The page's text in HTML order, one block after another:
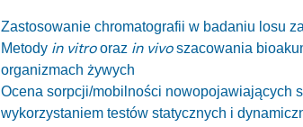
Zastosowanie chromatografii w badaniu losu
Metody in vitrooraz in vivoszacowania
organizmach żywych
Ocena sorpcji/mobilności nowopojawiających
wykorzystaniem testów statycznych i